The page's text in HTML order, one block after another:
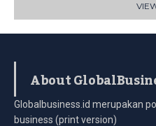
About
Globalbusiness.id merupakan
business (print version)